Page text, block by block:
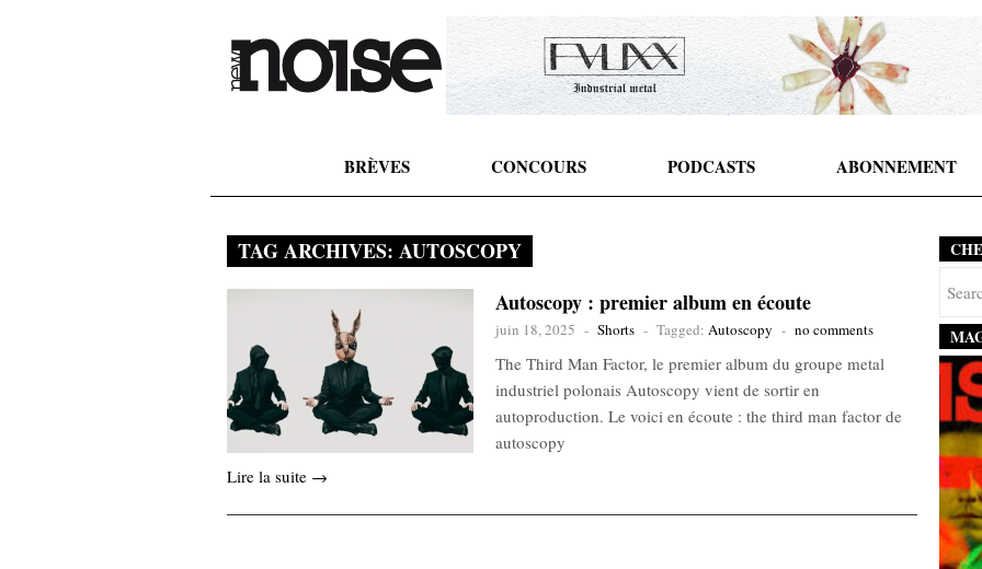
BRÈVES CONCOURS PODCASTS ABONNEMENT
TAG ARCHIVES: AUTOSCOPY
Autoscopy : premier album en écoute
juin 18, 2025 - Shorts - Tagged: Autoscopy - no comments
The Third Man Factor, le premier album du groupe metal
industriel polonais Autoscopy vient de sortir en
autoproduction. Le voici en écoute : the third man factor de
autoscopy
Lire la suite →